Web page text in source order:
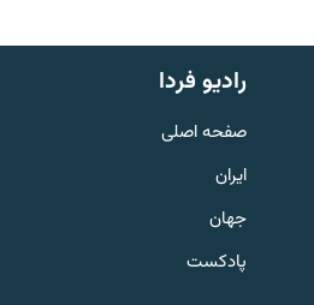
English
به ما بپیوندید
رادیو فردا
صفحه اصلی
ایران
جهان
پادکست